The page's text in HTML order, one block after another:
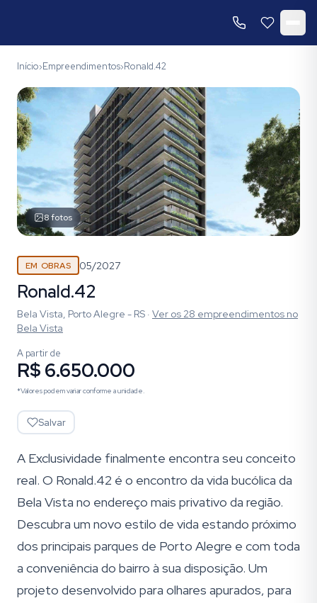
Início›Empreendimentos›Ronald.42
8fotos
EM OBRAS 05/2027
Ronald.42
Bela Vista, Porto Alegre - RS · Ver os 28 empreendimentos no
Bela Vista
A partir de
R$ 6.650.000
*Valores podem variar conforme a unidade.
Salvar
A Exclusividade finalmente encontra seu conceito
real. O Ronald.42 é o encontro da vida bucólica da
Bela Vista no endereço mais privativo da região.
Descubra um novo estilo de vida estando próximo
dos principais parques de Porto Alegre e com toda
a conveniência do bairro à sua disposição. Um
projeto desenvolvido para olhares apurados, para